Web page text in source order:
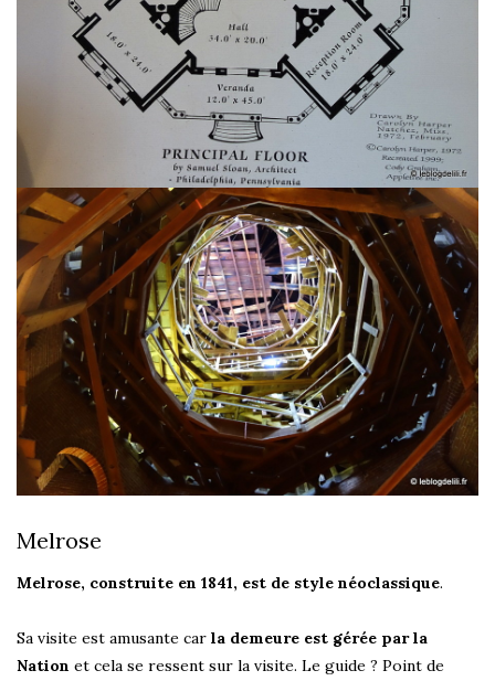
Melrose
Melrose, construite en 1841, est de style néoclassique.
Sa visite est amusante car la demeure est gérée par la
Nation et cela se ressent sur la visite. Le guide ? Point de